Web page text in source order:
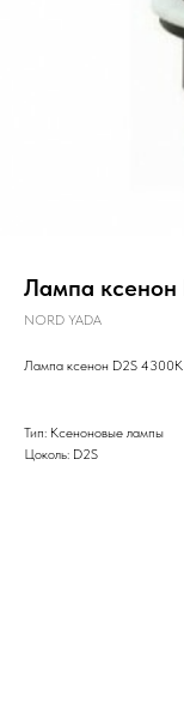
Лампа ксенон
NORD YADA
Лампа ксенон D2S
Тип: Ксеноновые лампы
Цоколь: D2S